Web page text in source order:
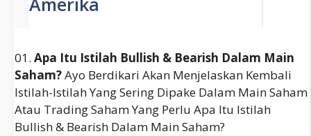
01. Apa Itu Istilah Bullish & Bearish Dalam Main
Saham?Ayo Berdikari Akan Menjelaskan Kembali
Istilah-Istilah Yang Sering Dipake Dalam Main Saham
Atau Trading Saham Yang Perlu Apa Itu Istilah
Bullish & Bearish Dalam Main Saham?